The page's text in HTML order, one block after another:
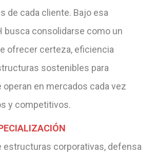
de cada cliente. Bajo esa
busca consolidarse como un
ofrecer certeza, eficiencia
sostenibles para
operan en mercados cada vez
y competitivos.
estructuras corporativas, defensa